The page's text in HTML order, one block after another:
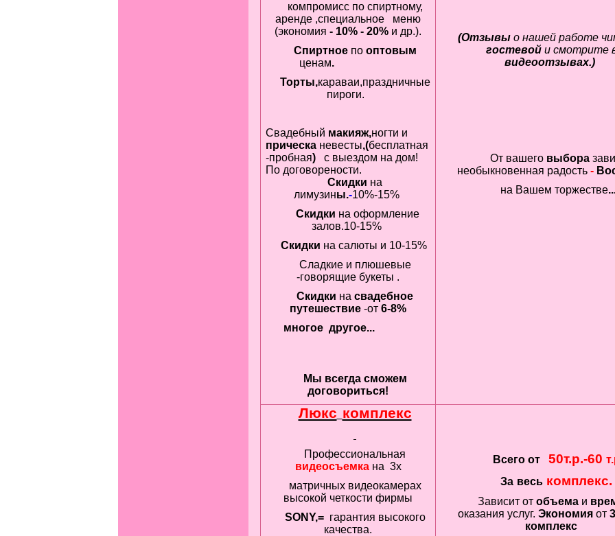
компромисс по спиртному,
аренде ,специальное меню
(экономия - 10% - 20% и др.).
Спиртное пооптовым
ценам.
Торты,караваи,праздничные
пироги.
Свадебный макияж,ногти и
прическа невесты,(бесплатная
-пробная)с выездом на дом!
По договорености.
Скидки на
лимузины.-10%-15%
Скидки на оформление
залов.10-15%
Скидки на салюты и 10-15%
Сладкие и плюшевые
-говорящие букеты .
Скидки на свадебное
путешествие -от 6-8%
многое другое...
Мы всегда сможем
договориться!
(Отзывы о нашей работе
гостевой и смотрите
видеоотзывах.)
От вашеговыбора
необыкновенная радость -
на Вашем торжестве
Люкс комплекс
Профессиональная
видеосъемка на 3х
матричных видеокамерах
высокой четкости фирмы
SONY,= гарантия высокого
качества.
Всего от 50т.р.-60
За весь комплекс.
Зависит от объема и
оказания услуг. Экономияот
комплекс